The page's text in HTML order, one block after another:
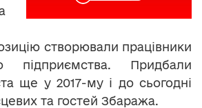
створювали працівники
підприємства. Придбали
ще у 2017-му і до сьогодні
та гостей Збаража.